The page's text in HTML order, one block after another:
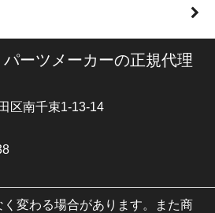
ーツメーカーの正規代理
区南千束1-13-14
変わる場合があります。また商